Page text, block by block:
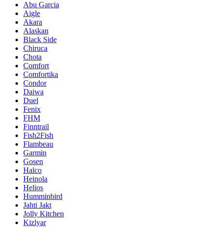
Abu Garcia
Aigle
Akara
Alaskan
Black Side
Chiruca
Chota
Comfort
Comfortika
Condor
Daiwa
Duel
Fenix
FHM
Finntrail
Fish2Fish
Flambeau
Garmin
Gosen
Halco
Heinola
Helios
Humminbird
Jahti Jakt
Jolly Kitchen
Kizlyar